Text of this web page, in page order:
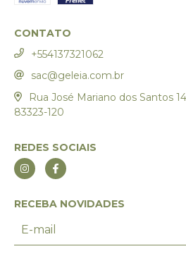
CONTATO
+554137321062
sac@geleia.com.br
Rua José Mariano dos Santos
83323-120
REDES SOCIAIS
RECEBA NOVIDADES